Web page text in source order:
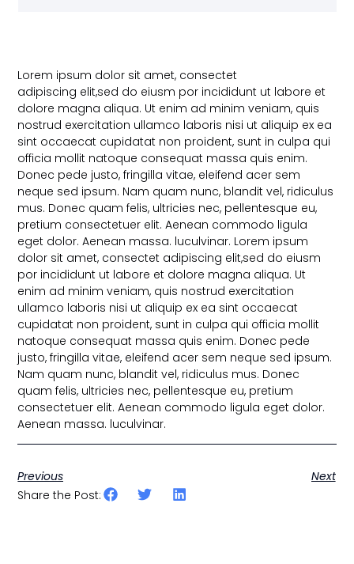
Lorem ipsum dolor sit amet, consectet
adipiscing elit,sed do eiusm por incididunt ut labore et
dolore magna aliqua. Ut enim ad minim veniam, quis
nostrud exercitation ullamco laboris nisi ut aliquip ex ea
sint occaecat cupidatat non proident, sunt in culpa qui
officia mollit natoque consequat massa quis enim.
Donec pede justo, fringilla vitae, eleifend acer sem
neque sed ipsum. Nam quam nunc, blandit vel, ridiculus
mus. Donec quam felis, ultricies nec, pellentesque eu,
pretium consectetuer elit. Aenean commodo ligula
eget dolor. Aenean massa. luculvinar. Lorem ipsum
dolor sit amet, consectet adipiscing elit,sed do eiusm
por incididunt ut labore et dolore magna aliqua. Ut
enim ad minim veniam, quis nostrud exercitation
ullamco laboris nisi ut aliquip ex ea sint occaecat
cupidatat non proident, sunt in culpa qui officia mollit
natoque consequat massa quis enim. Donec pede
justo, fringilla vitae, eleifend acer sem neque sed ipsum.
Nam quam nunc, blandit vel, ridiculus mus. Donec
quam felis, ultricies nec, pellentesque eu, pretium
consectetuer elit. Aenean commodo ligula eget dolor.
Aenean massa. luculvinar.
Previous
Next
Share the Post: